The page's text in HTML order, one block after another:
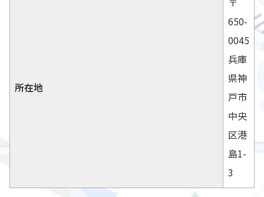
所在地
650-
0045
兵庫
県神
戸市
中央
区港
島1-
3